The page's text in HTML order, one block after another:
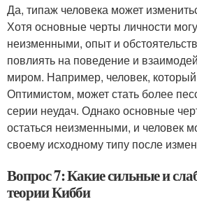
Да, типаж человека может
Хотя основные черты личности
неизменными, опыт и
повлиять на поведение и
миром. Например, человек,
Оптимистом, может стать более
серии неудач. Однако основные
остаться неизменными, и человек
своему исходному типу после
Вопрос 7: Какие сильные и
теории Кибби